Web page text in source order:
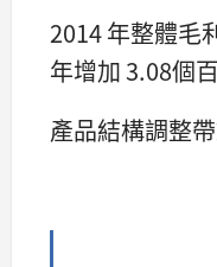
2014 年整體毛
年增加 3.08個
產品結構調整